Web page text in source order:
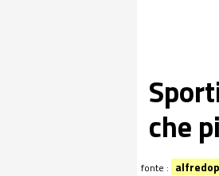
che
fonte :